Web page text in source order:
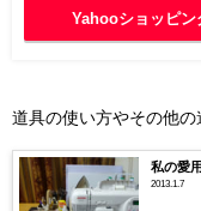
Yahooショッピン
道具の使い方やその他
私の愛
2013.1.7